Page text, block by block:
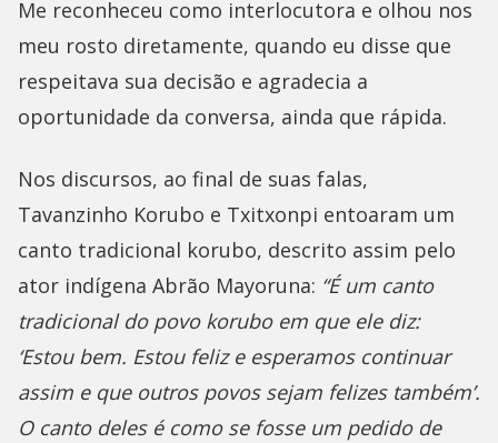
Me reconheceu como interlocutora e olhou nos
meu rosto diretamente, quando eu disse que
respeitava sua decisão e agradecia a
oportunidade da conversa, ainda que rápida.
Nos discursos, ao final de suas falas,
Tavanzinho Korubo e Txitxonpi entoaram um
canto tradicional korubo, descrito assim pelo
ator indígena Abrão Mayoruna: “É um canto
tradicional do povo korubo em que ele diz:
‘Estou bem. Estou feliz e esperamos continuar
assim e que outros povos sejam felizes também’.
O canto deles é como se fosse um pedido de